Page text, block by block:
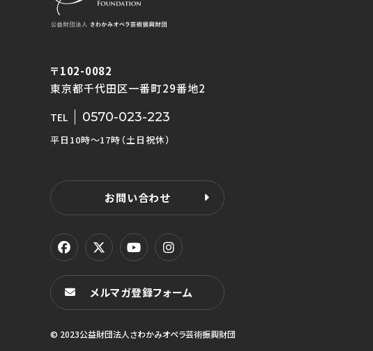
〒102-0082
東京都千代田区一番町29番地2
TEL 0570-023-223
平日10時〜17時（土日祝休）
お問い合わせ
メルマガ登録フォーム
© 2023公益財団法人さわかみオペラ芸術振興財団